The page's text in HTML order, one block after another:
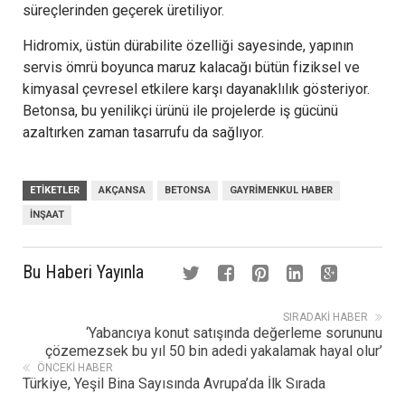
süreçlerinden geçerek üretiliyor.
Hidromix, üstün dürabilite özelliği sayesinde, yapının
servis ömrü boyunca maruz kalacağı bütün fiziksel ve
kimyasal çevresel etkilere karşı dayanaklılık gösteriyor.
Betonsa, bu yenilikçi ürünü ile projelerde iş gücünü
azaltırken zaman tasarrufu da sağlıyor.
ETIKETLER AKÇANSA BETONSA GAYRIMENKUL HABER
INŞAAT
Bu Haberi Yayınla
SIRADAKI HABER
‘Yabancıya konut satışında değerleme sorununu
çözemezsek bu yıl 50 bin adedi yakalamak hayal olur’
ÖNCEKI HABER
Türkiye, Yeşil Bina Sayısında Avrupa’da İlk Sırada